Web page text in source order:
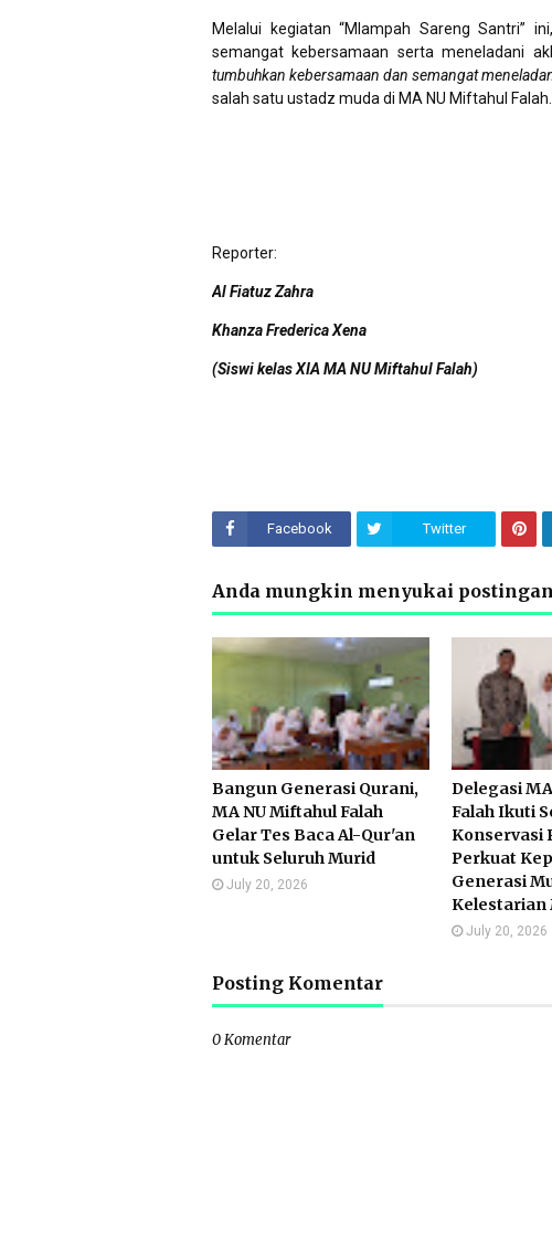
Melalui kegiatan “Mlampah Sareng Santri”
semangat kebersamaan serta meneladani
tumbuhkan kebersamaan dan semangat
salah satu ustadz muda di MA NU Miftahul Falah.
Reporter:
Al Fiatuz Zahra
Khanza Frederica Xena
(Siswi kelas XIA MA NU Miftahul Falah)
Facebook Twitter
Anda mungkin menyukai
Bangun Generasi Qurani,
MA NU Miftahul Falah
Gelar Tes Baca Al-Qur'an
untuk Seluruh Murid
July 20, 2026
Delegasi
Falah Ikuti
Konservasi
Perkuat
Generasi
Kelestarian
July 20, 2026
Posting Komentar
0 Komentar